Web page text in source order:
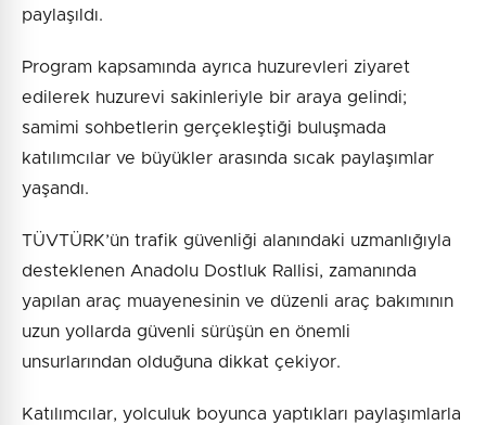
paylaşıldı.
Program kapsamında ayrıca huzurevleri ziyaret
edilerek huzurevi sakinleriyle bir araya gelindi;
samimi sohbetlerin gerçekleştiği buluşmada
katılımcılar ve büyükler arasında sıcak paylaşımlar
yaşandı.
TÜVTÜRK’ün trafik güvenliği alanındaki uzmanlığıyla
desteklenen Anadolu Dostluk Rallisi, zamanında
yapılan araç muayenesinin ve düzenli araç bakımının
uzun yollarda güvenli sürüşün en önemli
unsurlarından olduğuna dikkat çekiyor.
Katılımcılar, yolculuk boyunca yaptıkları paylaşımlarla